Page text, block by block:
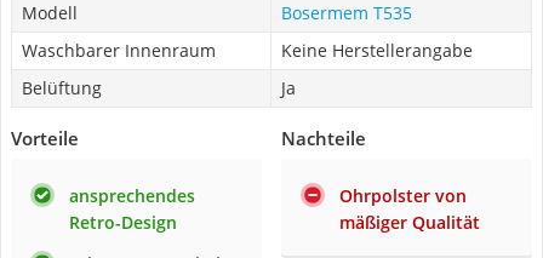
Modell
Bosermem T535
Waschbarer Innenraum
Keine Herstellerangabe
Belüftung
Ja
Vorteile
ansprechendes
Retro-Design
Nachteile
Ohrpolster von
mäßiger Qualität